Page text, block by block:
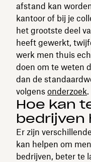
afstand kan
kantoor of bij je
het grootste deel
heeft gewerkt,
werk men thuis
doen om te weten
dan de
volgens onderzoek.
Hoe kan
bedrijven
Er zijn
kan helpen om
bedrijven, beter te